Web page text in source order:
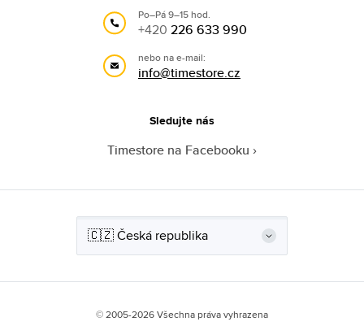
Po–Pá 9–15 hod.
+420 226 633 990
nebo na e-mail:
info@timestore.cz
Sledujte nás
Timestore na Facebooku
© 2005-2026 Všechna práva vyhrazena